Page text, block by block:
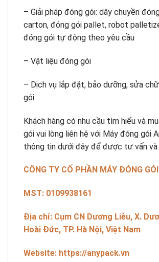
– Giải pháp đóng gói: dây chuyền
carton, đóng gói pallet, robot
đóng gói tự động theo yêu cầu
– Vật liệu đóng gói
– Dịch vụ lắp đặt, bảo dưỡng, sửa
gói
Khách hàng có nhu cầu tìm hiểu và
gói vui lòng liên hệ với Máy đóng gói
thông tin dưới đây để được tư vấn và
CÔNG TY CỔ PHẦN MÁY ĐÓNG
MST: 0109938161
Địa chỉ: Cụm CN Dương Liễu, X.
Hoài Đức, TP. Hà Nội, Việt Nam
Website: https://anypack.vn